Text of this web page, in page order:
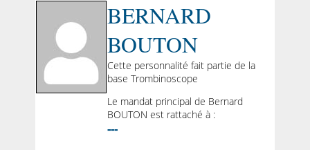
BERNARD
BOUTON
Cette personnalité fait partie de la
base Trombinoscope
Le mandat principal de Bernard
BOUTON est rattaché à :
---